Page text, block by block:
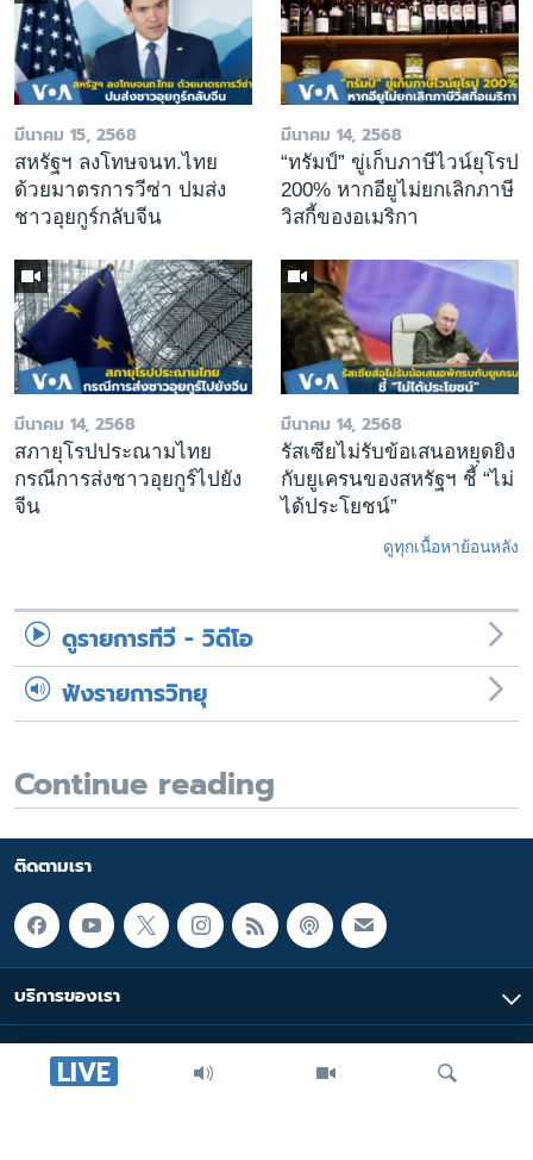
LIVE
มีนาคม 15, 2568
สหรัฐฯ ลงโทษจนท.ไทย
ด้วยมาตรการวีซ่า ปมส่ง
ชาวอุยกูร์กลับจีน
มีนาคม 14, 2568
“ทรัมป์” ขู่เก็บภาษีไวน์ยุโรป
200% หากอียูไม่ยกเลิกภาษี
วิสกี้ของอเมริกา
มีนาคม 14, 2568
สภายุโรปประณามไทย
กรณีการส่งชาวอุยกูร์ไปยัง
จีน
มีนาคม 14, 2568
รัสเซียไม่รับข้อเสนอหยุดยิง
กับยูเครนของสหรัฐฯ ชี้ “ไม่
ได้ประโยชน์”
ดูทุกเนื้อหาย้อนหลัง
ดูรายการทีวี - วิดีโอ
ฟังรายการวิทยุ
Continue reading
ติดตามเรา
บริการของเรา
มัลติมีเดีย